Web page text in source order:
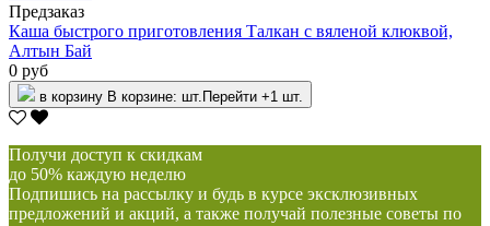
Предзаказ
Каша быстрого приготовления Талкан с вяленой клюквой,
Алтын Бай
0 руб
в корзину В корзине: шт. Перейти +1 шт.
Получи доступ к скидкам
до 50% каждую неделю
Подпишись на рассылку и будь в курсе эксклюзивных
предложений и акций, а также получай полезные советы по